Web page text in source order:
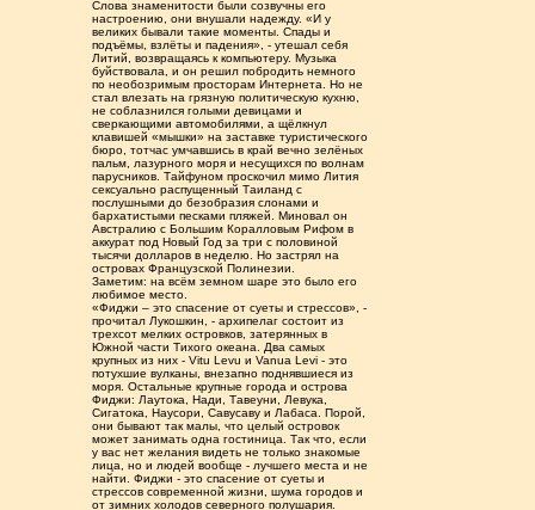
Слова знаменитости были созвучны его
настроению, они внушали надежду. «И у
великих бывали такие моменты. Спады и
подъёмы, взлёты и падения», - утешал себя
Литий, возвращаясь к компьютеру. Музыка
буйствовала, и он решил побродить немного
по необозримым просторам Интернета. Но не
стал влезать на грязную политическую кухню,
не соблазнился голыми девицами и
сверкающими автомобилями, а щёлкнул
клавишей «мышки» на заставке туристического
бюро, тотчас умчавшись в край вечно зелёных
пальм, лазурного моря и несущихся по волнам
парусников. Тайфуном проскочил мимо Лития
сексуально распущенный Таиланд с
послушными до безобразия слонами и
бархатистыми песками пляжей. Миновал он
Австралию с Большим Коралловым Рифом в
аккурат под Новый Год за три с половиной
тысячи долларов в неделю. Но застрял на
островах Французской Полинезии.
Заметим: на всём земном шаре это было его
любимое место.
«Фиджи – это спасение от суеты и стрессов», -
прочитал Лукошкин, - архипелаг состоит из
трехсот мелких островков, затерянных в
Южной части Тихого океана. Два самых
крупных из них - Vitu Levu и Vanua Levi - это
потухшие вулканы, внезапно поднявшиеся из
моря. Остальные крупные города и острова
Фиджи: Лаутока, Нади, Тавеуни, Левука,
Сигатока, Наусори, Савусаву и Лабаса. Порой,
они бывают так малы, что целый островок
может занимать одна гостиница. Так что, если
у вас нет желания видеть не только знакомые
лица, но и людей вообще - лучшего места и не
найти. Фиджи - это спасение от суеты и
стрессов современной жизни, шума городов и
от зимних холодов северного полушария.